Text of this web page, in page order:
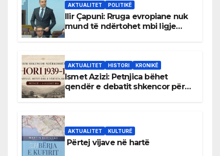
AKTUALITET POLITIKË
Ilir Çapuni: Rruga evropiane nuk
mund të ndërtohet mbi ligje
AKTUALITET HISTORI KRONIKË
Ismet Azizi: Petnjica bëhet
qendër e debatit shkencor për
AKTUALITET KULTURË
Përtej vijave në hartë